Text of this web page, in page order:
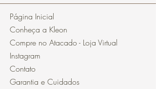
Página Inicial
Conheça a Kleon
Compre no Atacado - Loja Virtual
Instagram
Contato
Garantia e Cuidados